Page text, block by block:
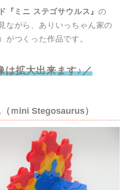
『ミニ ステゴサウルス』の
ながら、ありいっちゃん家の
がつくった作品です。
は拡大出来ます♪／
（ｍini Stegosaurus）